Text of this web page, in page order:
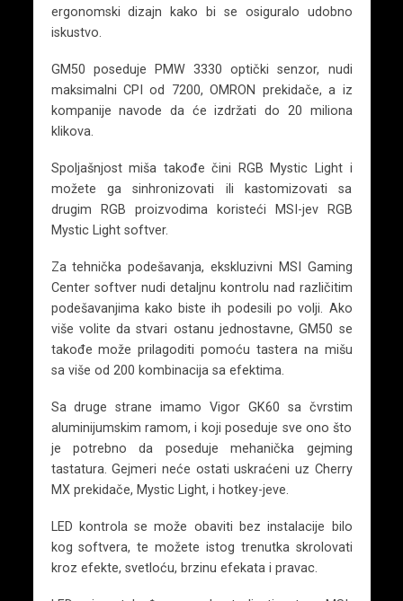
ergonomski dizajn kako bi se osiguralo udobno
iskustvo.
GM50 poseduje PMW 3330 optički senzor, nudi
maksimalni CPI od 7200, OMRON prekidače, a iz
kompanije navode da će izdržati do 20 miliona
klikova.
Spoljašnjost miša takođe čini RGB Mystic Light i
možete ga sinhronizovati ili kastomizovati sa
drugim RGB proizvodima koristeći MSI-jev RGB
Mystic Light softver.
Za tehnička podešavanja, ekskluzivni MSI Gaming
Center softver nudi detaljnu kontrolu nad različitim
podešavanjima kako biste ih podesili po volji. Ako
više volite da stvari ostanu jednostavne, GM50 se
takođe može prilagoditi pomoću tastera na mišu
sa više od 200 kombinacija sa efektima.
Sa druge strane imamo Vigor GK60 sa čvrstim
aluminijumskim ramom, i koji poseduje sve ono što
je potrebno da poseduje mehanička gejming
tastatura. Gejmeri neće ostati uskraćeni uz Cherry
MX prekidače, Mystic Light, i hotkey-jeve.
LED kontrola se može obaviti bez instalacije bilo
kog softvera, te možete istog trenutka skrolovati
kroz efekte, svetloću, brzinu efekata i pravac.